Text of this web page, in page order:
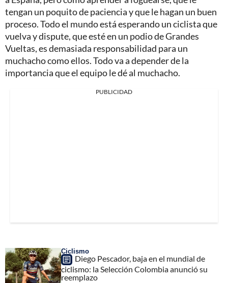
tengan un poquito de paciencia y que le hagan un buen
proceso. Todo el mundo está esperando un ciclista que
vuelva y dispute, que esté en un podio de Grandes
Vueltas, es demasiada responsabilidad para un
muchacho como ellos. Todo va a depender de la
importancia que el equipo le dé al muchacho.
PUBLICIDAD
Ciclismo
Diego Pescador, baja en el mundial de
ciclismo: la Selección Colombia anunció su
reemplazo